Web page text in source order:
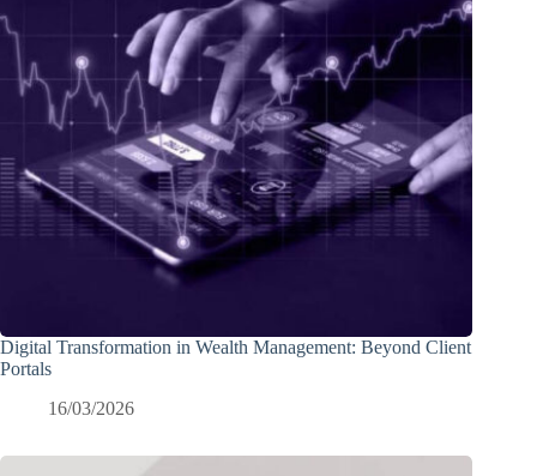
Digital Transformation in Wealth Management: Beyond Client
Portals
16/03/2026